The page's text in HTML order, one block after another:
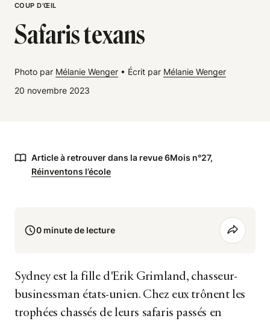
COUP D’ŒIL
Safaris texans
Photo par Mélanie Wenger • Écrit par Mélanie Wenger
20 novembre 2023
Article à retrouver dans la revue 6Mois n°27,
Réinventons l’école
0 minute de lecture
Sydney est la fille d'Erik Grimland, chasseur-
businessman états-unien. Chez eux trônent les
trophées chassés de leurs safaris passés en